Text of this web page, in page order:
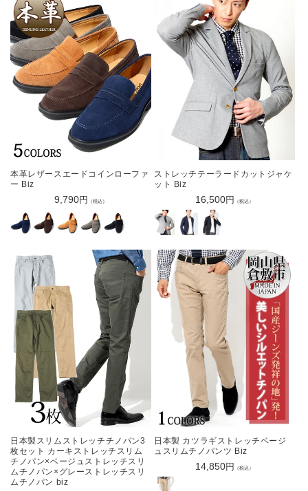
本革レザースエードコインローファ
ー Biz
通
価
9,790円 （税込）
ストレッチテーラードカットジャケ
ット Biz
通
価
格
16,500円 （税込）
日本製スリムストレッチチノパン3
枚セット カーキストレッチスリム
チノパン×ベージュストレッチスリ
ムチノパン×グレーストレッチスリ
ムチノパン biz
日本製 カツラギストレッチベージ
ュスリムチノパンツ Biz
通
14,850円 （税込）